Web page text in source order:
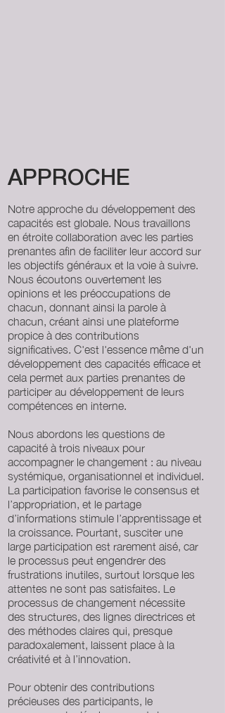
APPROCHE
Notre approche du développement des
capacités est globale. Nous travaillons
en étroite collaboration avec les parties
prenantes afin de faciliter leur accord sur
les objectifs généraux et la voie à suivre.
Nous écoutons ouvertement les
opinions et les préoccupations de
chacun, donnant ainsi la parole à
chacun, créant ainsi une plateforme
propice à des contributions
significatives. C'est l'essence même d'un
développement des capacités efficace et
cela permet aux parties prenantes de
participer au développement de leurs
compétences en interne.
Nous abordons les questions de
capacité à trois niveaux pour
accompagner le changement : au niveau
systémique, organisationnel et individuel.
La participation favorise le consensus et
l’appropriation, et le partage
d’informations stimule l’apprentissage et
la croissance. Pourtant, susciter une
large participation est rarement aisé, car
le processus peut engendrer des
frustrations inutiles, surtout lorsque les
attentes ne sont pas satisfaites. Le
processus de changement nécessite
des structures, des lignes directrices et
des méthodes claires qui, presque
paradoxalement, laissent place à la
créativité et à l’innovation.
Pour obtenir des contributions
précieuses des participants, le